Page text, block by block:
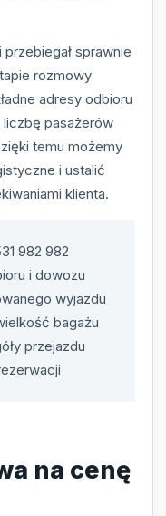
sprawnie
rozmowy
adresy odbioru
pasażerów
temu możemy
i ustalić
klienta.
982 982
i dowozu
wyjazdu
bagażu
przejazdu
na cenę